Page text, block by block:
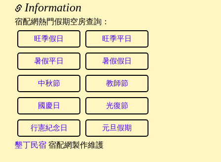
主題：
詢問訂房
內容：
回覆：
您好，以下是包棟資訊給您參考，可以從線上
訂房上的空房表查詢到當日的房況跟房價哦～
歡迎預訂
■ 包棟說明：提供6~8人包棟選擇，依包棟人數
提供房型，加人/加床費用另計，最多可住10
人。
​■ 6人包棟提供3間雙人套房，不提供加人/加床
服務，如7人以上入住請訂購8人包棟。
​■ 8人包棟提供4間雙人套房，加人/加床費用另
計，最多可住10人。
訪客：
黃小姐
Information
宿配網熱門假期空房查詢：
旺季假日 旺季平日
暑假平日 暑假假日
中秋節 教師節
國慶日 光復節
行憲紀念日 元旦假期
墾丁民宿 宿配網製作維護